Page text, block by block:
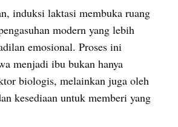
induksi laktasi membuka ruang
modern yang lebih
emosional. Proses ini
menjadi ibu bukan hanya
biologis, melainkan juga oleh
kesediaan untuk memberi yang